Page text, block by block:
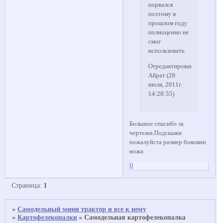
порвался
поэтому в
прошлом году
полноценно не
смог
использовать
Отредактировано
Айрат (28
июля, 2011г.
14:28:55)
Большое спасибо за
чертежи.Подскажи
пожалуйста размер боковин
ножа
0
Страница: 1
»Самодельный мини трактор и все к нему
»Картофелекопалки »Самодельная картофелекопалка